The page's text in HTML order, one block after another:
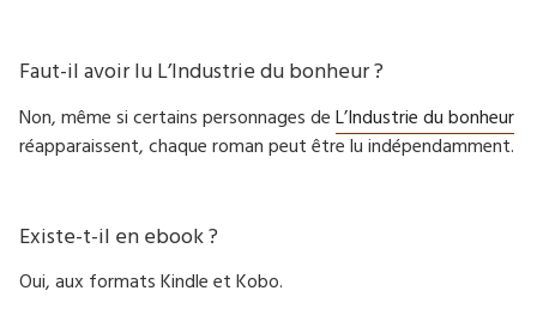
Faut-il avoir lu L’Industrie du bonheur ?
Non, même si certains personnages deL’Industrie du bonheur
réapparaissent, chaque roman peut être lu indépendamment.
Existe-t-il en ebook ?
Oui, aux formats Kindle et Kobo.